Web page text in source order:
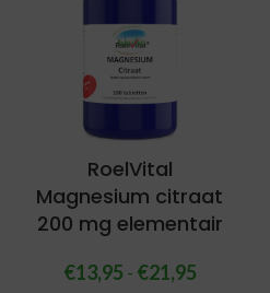
RoelVital
Magnesium citraat
200 mg elementair
€13,95 - €21,95